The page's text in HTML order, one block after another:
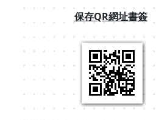
保存QR網址書簽